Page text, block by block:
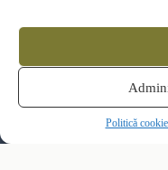
Politica de Retur
Politică